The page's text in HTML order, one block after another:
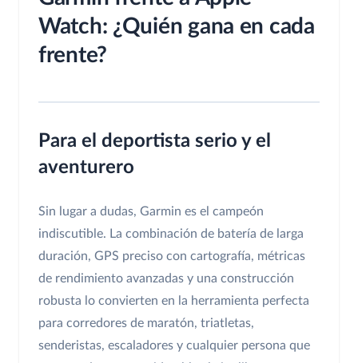
Watch: ¿Quién gana en cada
frente?
Para el deportista serio y el
aventurero
Sin lugar a dudas, Garmin es el campeón
indiscutible. La combinación de batería de larga
duración, GPS preciso con cartografía, métricas
de rendimiento avanzadas y una construcción
robusta lo convierten en la herramienta perfecta
para corredores de maratón, triatletas,
senderistas, escaladores y cualquier persona que